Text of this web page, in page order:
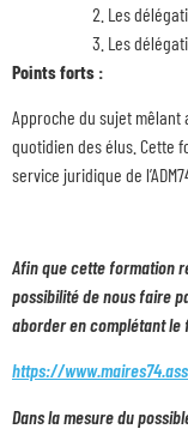
Les
Les
Points forts :
Approche du sujet
quotidien des élus. Cette
service juridique de
Afin que cette formation
possibilité de nous faire
aborder en complétant
https://
Dans la mesure du